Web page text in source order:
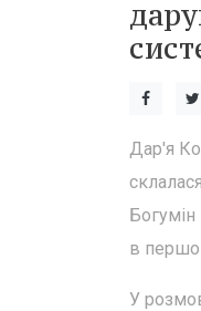
Дар'я
в
У